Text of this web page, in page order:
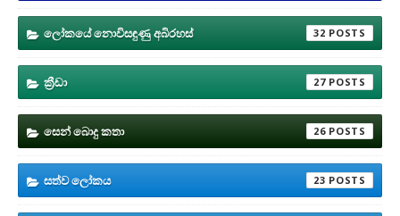
ලෝකයේ නොවිසඳුණු අබිරහස් 32
ක්‍රීඩා 27
සෙන් බොදු කතා 26
සත්ව ලෝකය 23